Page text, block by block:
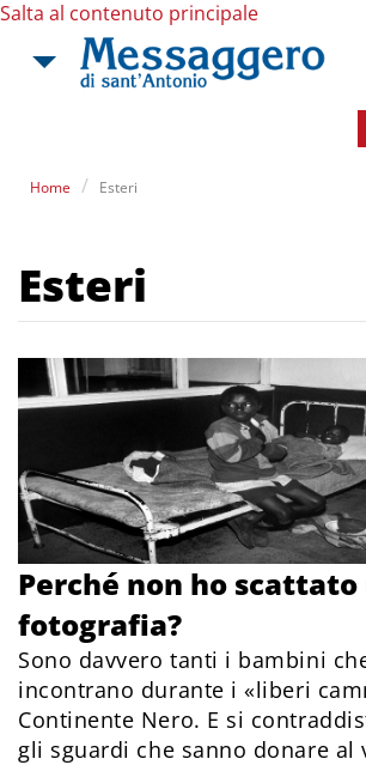
Salta al contenuto principale
Home Esteri
Esteri
Perché non ho scattato
fotografia?
Sono davvero tanti i bambini
incontrano durante i «liberi
Continente Nero. E si
gli sguardi che sanno donare al